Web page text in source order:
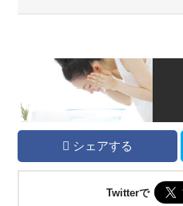
シェアする
Twitterで